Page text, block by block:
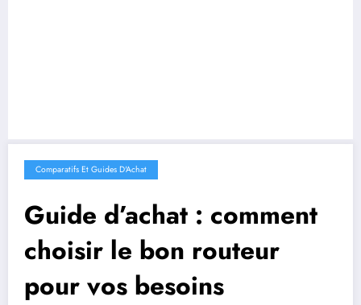
Comparatifs Et Guides D'Achat
Guide d’achat : comment
choisir le bon routeur
pour vos besoins